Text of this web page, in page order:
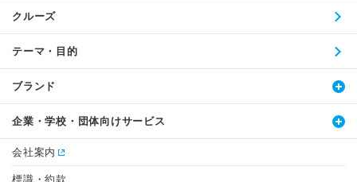
クルーズ
テーマ・目的
ブランド
企業・学校・団体向けサービス
会社案内
標識・約款